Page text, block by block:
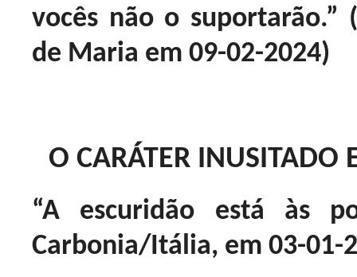
vocês não o suportarão.”
de Maria em 09-02-2024)
O CARÁTER INUSITADO
“A escuridão está às
Carbonia/Itália, em 03-01-